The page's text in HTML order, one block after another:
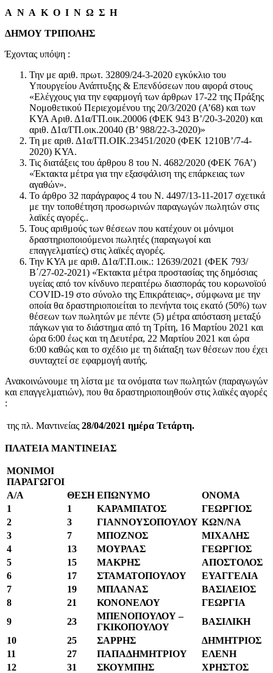
Α Ν Α Κ Ο Ι Ν Ω Σ Η
ΔΗΜΟΥ ΤΡΙΠΟΛΗΣ
Έχοντας υπόψη :
Την με αριθ. πρωτ. 32809/24-3-2020 εγκύκλιο του
Υπουργείου Ανάπτυξης & Επενδύσεων που αφορά στους
«Ελέγχους για την εφαρμογή των άρθρων 17-22 της Πράξης
Νομοθετικού Περιεχομένου της 20/3/2020 (Α’68) και των
ΚΥΑ Αριθ. Δ1α/ΓΠ.οικ.20006 (ΦΕΚ 943 Β’/20-3-2020) και
αριθ. Δ1α/ΓΠ.οικ.20040 (Β’ 988/22-3-2020)»
Τη με αριθ. Δ1α/ΓΠ.ΟΙΚ.23451/2020 (ΦΕΚ 1210Β’/7-4-
2020) ΚΥΑ.
Τις διατάξεις του άρθρου 8 του Ν. 4682/2020 (ΦΕΚ 76Α’)
«Έκτακτα μέτρα για την εξασφάλιση της επάρκειας των
αγαθών».
Το άρθρο 32 παράγραφος 4 του Ν. 4497/13-11-2017 σχετικά
με την τοποθέτηση προσωρινών παραγωγών πωλητών στις
λαϊκές αγορές..
Τους αριθμούς των θέσεων που κατέχουν οι μόνιμοι
δραστηριοποιούμενοι πωλητές (παραγωγοί και
επαγγελματίες) στις λαϊκές αγορές.
Την ΚΥΑ με αριθ. Δ1α/Γ.Π.οικ.: 12639/2021 (ΦΕΚ 793/
Β΄/27-02-2021) «Έκτακτα μέτρα προστασίας της δημόσιας
υγείας από τον κίνδυνο περαιτέρω διασποράς του κορωνοϊού
COVID-19 στο σύνολο της Επικράτειας», σύμφωνα με την
οποία θα δραστηριοποιείται το πενήντα τοις εκατό (50%) των
θέσεων των πωλητών με πέντε (5) μέτρα απόσταση μεταξύ
πάγκων για το διάστημα από τη Τρίτη, 16 Μαρτίου 2021 και
ώρα 6:00 έως και τη Δευτέρα, 22 Μαρτίου 2021 και ώρα
6:00 καθώς και το σχέδιο με τη διάταξη των θέσεων που έχει
συνταχτεί σε εφαρμογή αυτής.
Ανακοινώνουμε τη λίστα με τα ονόματα των πωλητών (παραγωγών
και επαγγελματιών), που θα δραστηριοποιηθούν στις λαϊκές αγορές
:
της πλ. Μαντινείας 28/04/2021 ημέρα Τετάρτη.
ΠΛΑΤΕΙΑ ΜΑΝΤΙΝΕΙΑΣ
ΜΟΝΙΜΟΙ
ΠΑΡΑΓΩΓΟΙ
A/A
ΘΕΣΗ ΕΠΩΝΥΜΟ
ΟΝΟΜΑ
1
1 ΚΑΡΑΜΠΑΤΟΣ
ΓΕΩΡΓΙΟΣ
2
3 ΓΙΑΝΝΟΥΣΟΠΟΥΛΟΥ ΚΩΝ/ΝΑ
3
7 ΜΠΟΖΝΟΣ
ΜΙΧΑΛΗΣ
4
13 ΜΟΥΡΛΑΣ
ΓΕΩΡΓΙΟΣ
5
15 ΜΑΚΡΗΣ
ΑΠΟΣΤΟΛΟΣ
6
17 ΣΤΑΜΑΤΟΠΟΥΛΟΥ
ΕΥΑΓΓΕΛΙΑ
7
19 ΜΠΛΑΝΑΣ
ΒΑΣΙΛΕΙΟΣ
8
21 ΚΟΝΟΝΕΛΟΥ
ΓΕΩΡΓΙΑ
9
23
ΜΠΕΝΟΠΟΥΛΟΥ –
ΓΚΙΚΟΠΟΥΛΟΥ
ΒΑΣΙΛΙΚΗ
10
25 ΣΑΡΡΗΣ
ΔΗΜΗΤΡΙΟΣ
11
27 ΠΑΠΑΔΗΜΗΤΡΙΟΥ
ΕΛΕΝΗ
12
31 ΣΚΟΥΜΠΗΣ
ΧΡΗΣΤΟΣ